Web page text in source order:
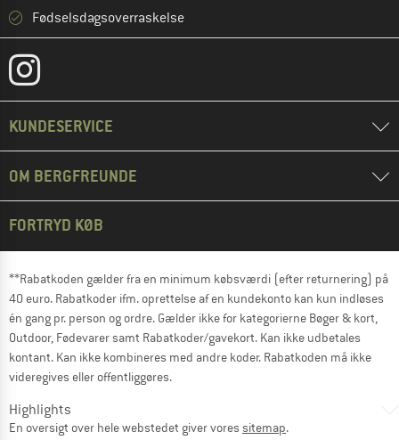
Fødselsdagsoverraskelse
KUNDESERVICE
OM BERGFREUNDE
FORTRYD KØB
**Rabatkoden gælder fra en minimum købsværdi (efter returnering) på
40 euro. Rabatkoder ifm. oprettelse af en kundekonto kan kun indløses
én gang pr. person og ordre. Gælder ikke for kategorierne Bøger & kort,
Outdoor, Fødevarer samt Rabatkoder/gavekort. Kan ikke udbetales
kontant. Kan ikke kombineres med andre koder. Rabatkoden må ikke
videregives eller offentliggøres.
Highlights
En oversigt over hele webstedet giver voressitemap.